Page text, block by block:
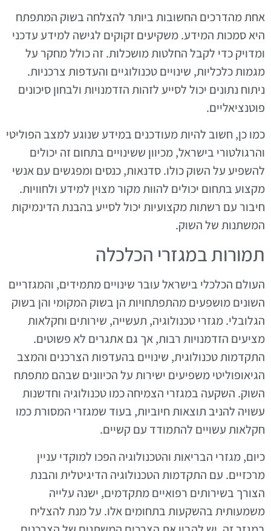
אחת מהדרכים החשובות ביותר להצלחה בשוק המתפתח
היא סמכות המידע. משקיעים זקוקים לגישה למידע עדכני
ומדויק כדי לקבל החלטות מושכלות. זה כולל מחקר על
מגמות כלכליות, שינויים טכנולוגיים והעדפות צרכניות.
ניתוח נתונים יכול לסייע לזהות הזדמנויות ולבחון סיכונים
פוטנציאליים.
כמו כן, חשוב להיות מעודכנים במידע שנוגע למצב הפוליטי
והרגולטורי בישראל, מכיוון ששינויים בתחום זה יכולים
להשפיע על השוק כולו. סדנאות, כנסים ומפגשים עם אנשי
מקצוע בתחום יכולים להוות מקור מצוין למידע ולחוויות.
חיבור עם רשתות מקצועיות יכול לסייע בהבנת הדינמיקות
המשתנות של השוק.
תמורות במגזרי הכלכלה
העולם הכלכלי בישראל עובר שינויים מתמידים, והמגזריים
השונים מושפעים מהתפתחויות הן בשוק המקומי והן בשוק
הגלובלי. מגזרי טכנולוגיה, תעשייה, שירותים וחקלאות
מציעים הזדמנויות רבות, אך גם אתגרים לא פשוטים.
התקדמות טכנולוגית, שינויים בהעדפות הצרכנים והמצב
הגיאופוליטי משפיעים ישירות על הכיוונים שבהם מתפתח
השוק. השקעה במגזרי הצמיחה כמו טכנולוגיה וחדשנות
עשויה להניב תוצאות חיוביות, בעוד שמגזרי המסורת כמו
חקלאות עשויים להתמודד עם קשיים.
כיום, מגזרי הבריאות והטכנולוגיה הפכו למוקדי עניין
מרכזיים. עם התקדמות הטכנולוגיה הדיגיטלית והבנת
הצורך בשירותים רפואיים מתקדמים, ישנה עלייה
משמעותית בהשקעות בתחומים אלו. על מנת להצליח